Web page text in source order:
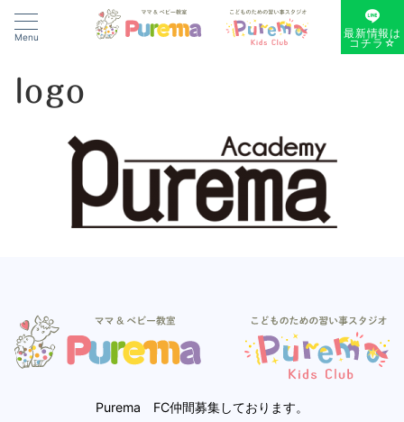
Menu 最新情報は
コチラ☆
logo
Purema FC仲間募集しております。